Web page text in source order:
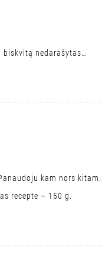
nedarašytas…
kam nors kitam.
recepte – 150 g.